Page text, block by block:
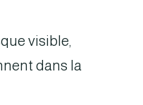
visible,
dans la